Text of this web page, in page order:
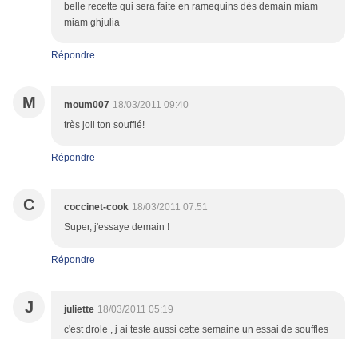
belle recette qui sera faite en ramequins dès demain miam
miam ghjulia
Répondre
M moum007 18/03/2011 09:40
très joli ton soufflé!
Répondre
C coccinet-cook 18/03/2011 07:51
Super, j'essaye demain !
Répondre
J juliette 18/03/2011 05:19
c'est drole , j ai teste aussi cette semaine un essai de souffles